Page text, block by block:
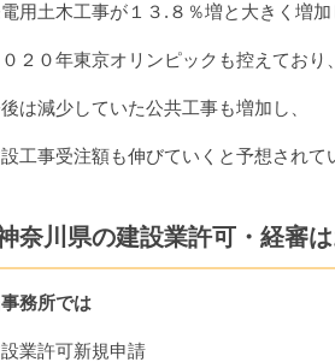
用土木工事が１３.８％増と大きく増加
０２０年東京オリンピックも控えており、
は減少していた公共工事も増加し、
工事受注額も伸びていくと予想されて
奈川県の建設業許可・経審は
務所では
業許可新規申請